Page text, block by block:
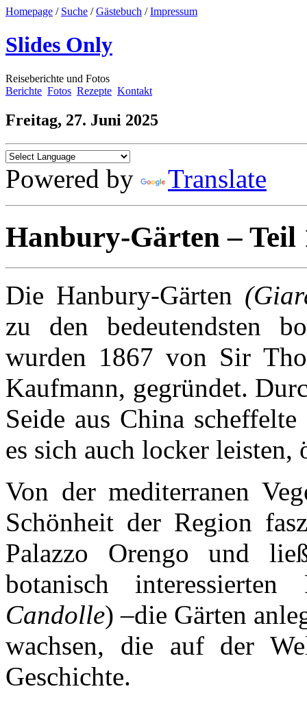
Homepage / Suche /Gästebuch /Impressum
Slides Only
Reiseberichte und Fotos
Berichte Fotos Rezepte Kontakt
Freitag, 27. Juni 2025
Powered by Translate
Hanbury-Gärten – Teil
Die Hanbury-Gärten
zu den bedeutendsten
wurden 1867 von Sir
Kaufmann, gegründet.
Seide aus China
es sich auch locker
Von der mediterranen
Schönheit der Region
Palazzo Orengo und
botanisch
Candolle) –die Gärten
wachsen, die auf der
Geschichte.